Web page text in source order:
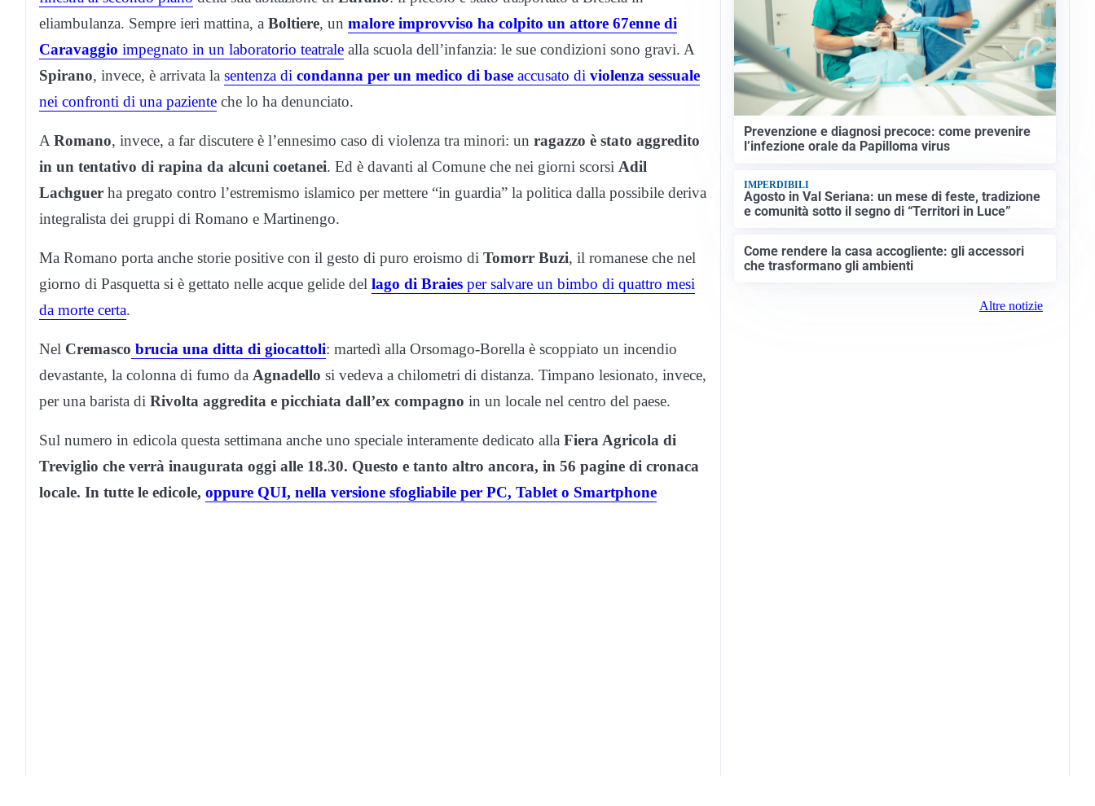
eliambulanza. Sempre ieri mattina, a Boltiere, un malore improvviso ha colpito un attore 67enne di
Caravaggio impegnato in un laboratorio teatrale alla scuola dell’infanzia: le sue condizioni sono gravi. A
Spirano, invece, è arrivata la sentenza di condanna per un medico di base accusato di violenza sessuale
nei confronti di una paziente che lo ha denunciato.
A Romano, invece, a far discutere è l’ennesimo caso di violenza tra minori: un ragazzo è stato aggredito
in un tentativo di rapina da alcuni coetanei. Ed è davanti al Comune che nei giorni scorsi Adil
Lachguer ha pregato contro l’estremismo islamico per mettere “in guardia” la politica dalla possibile deriva
integralista dei gruppi di Romano e Martinengo.
Ma Romano porta anche storie positive con il gesto di puro eroismo di Tomorr Buzi, il romanese che nel
giorno di Pasquetta si è gettato nelle acque gelide del lago di Braies per salvare un bimbo di quattro mesi
da morte certa.
Nel Cremasco brucia una ditta di giocattoli: martedì alla Orsomago-Borella è scoppiato un incendio
devastante, la colonna di fumo da Agnadello si vedeva a chilometri di distanza. Timpano lesionato, invece,
per una barista di Rivolta aggredita e picchiata dall’ex compagno in un locale nel centro del paese.
Sul numero in edicola questa settimana anche uno speciale interamente dedicato alla Fiera Agricola di
Treviglio che verrà inaugurata oggi alle 18.30. Questo e tanto altro ancora, in 56 pagine di cronaca
locale. In tutte le edicole, oppure QUI, nella versione sfogliabile per PC, Tablet o Smartphone
Prevenzione e diagnosi precoce: come prevenire
l’infezione orale da Papilloma virus
IMPERDIBILI
Agosto in Val Seriana: un mese di feste, tradizione
e comunità sotto il segno di “Territori in Luce”
Come rendere la casa accogliente: gli accessori
che trasformano gli ambienti
Altre notizie